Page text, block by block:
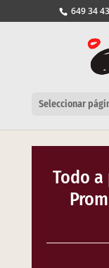
649 34
Seleccionar
Todo